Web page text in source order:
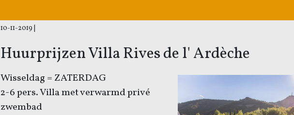
10-11-2019
Huurprijzen Villa Rives de l' Ardèche
Wisseldag = ZATERDAG
2-6 pers. Villa met verwarmd privé
zwembad